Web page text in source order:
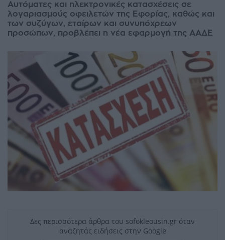
Αυτόματες και ηλεκτρονικές κατασχέσεις σε
λογαριασμούς οφειλετών της Εφορίας, καθώς και
των συζύγων, εταίρων και συνυπόχρεων
προσώπων, προβλέπει η νέα εφαρμογή της ΑΑΔΕ
Δες περισσότερα άρθρα του sofokleousin.gr όταν
αναζητάς ειδήσεις στην Google